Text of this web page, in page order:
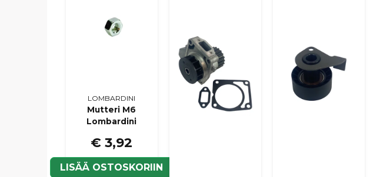
LOMBARDINI
Mutteri M6
Lombardini
€ 3,92
LISÄÄ OSTOSKORIIN